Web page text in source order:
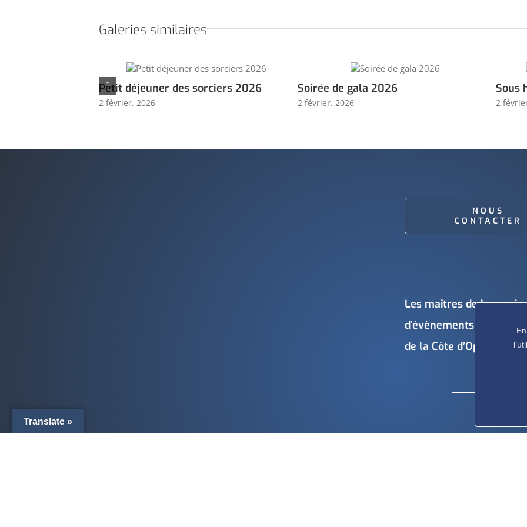
Galeries similaires
Petit déjeuner des sorciers 2026
2 février, 2026
Soirée de gala 2026
2 février, 2026
Sous
2
NOUS
CONTACTER
Les maîtres de la
d’évènements
de la Côte d’Opale.
Translate »